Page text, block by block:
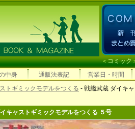
＜コミック
中身 通販法表記 営業日・時間
トギミックモデルをつくる - 戦艦武蔵 ダイキ
キャストギミックモデルをつくる ５号